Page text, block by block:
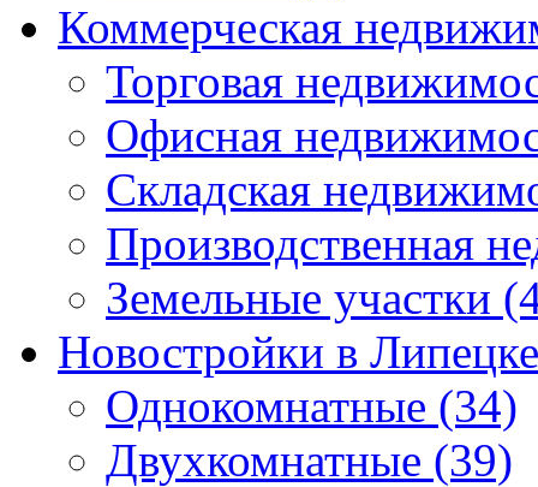
Коммерческая
Торговая
Офисная
Складская
Производственная
Земельные участки
Новостройки в Липецке
Однокомнатные (34)
Двухкомнатные (39)